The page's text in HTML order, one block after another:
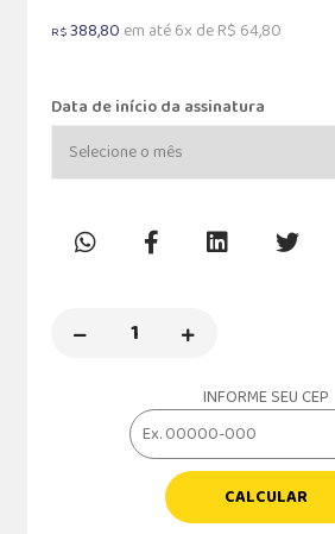
R$388,80 em até 6x de R$ 64,80
Data de início da assinatura
INFORME SEU CEP
CALCULAR